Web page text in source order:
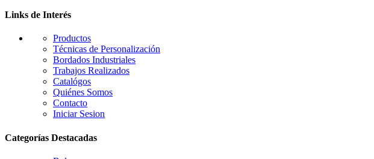
Links de Interés
Productos
Técnicas de Personalización
Bordados Industriales
Trabajos Realizados
Catalógos
Quiénes Somos
Contacto
Iniciar Sesion
Categorías Destacadas